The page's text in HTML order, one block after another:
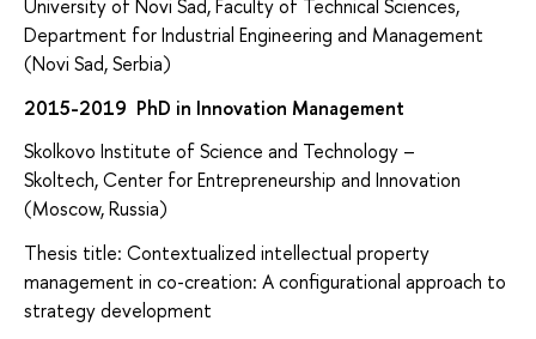
University of Novi Sad, Faculty of Technical Sciences,
Department for Industrial Engineering and Management
(Novi Sad, Serbia)
2015-2019 PhD in Innovation Management
Skolkovo Institute of Science and Technology –
Skoltech, Center for Entrepreneurship and Innovation
(Moscow, Russia)
Thesis title: Contextualized intellectual property
management in co-creation: A configurational approach to
strategy development